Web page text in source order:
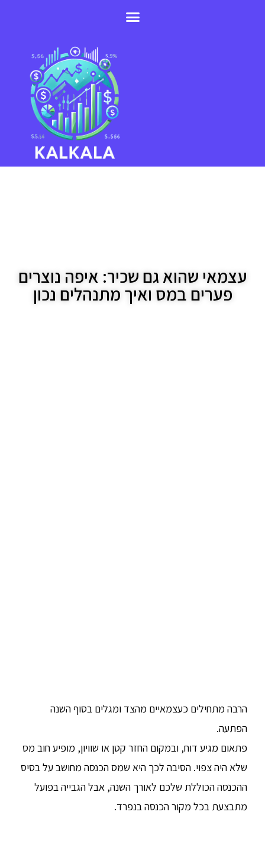
עצמאי שהוא גם שכיר: איפה נוצרים
פערים במס ואיך מתנהלים נכון
הרבה מתחילים כעצמאיים מהצד ומגלים בסוף השנה
הפתעה.
פתאום מגיע דוח, ובמקום החזר קטן או שוויון, מופיע חוב מס
שלא היה צפוי. הסיבה לכך היא שמס הכנסה מחושב על בסיס
ההכנסה הכוללת שלכם לאורך השנה, אבל הגבייה בפועל
מתבצעת בכל מקור הכנסה בנפרד.